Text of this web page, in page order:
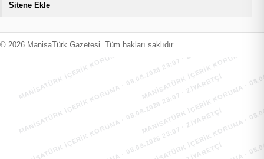
Sitene Ekle
© 2026 ManisaTürk Gazetesi. Tüm hakları saklıdır.
MANİSATÜRK İÇERİK KORUMA · 08.08.2026 23:07 · ZIYARETÇI
MANİSATÜRK İÇERİK KORUMA
MANİSATÜRK İÇERİK KORUMA · 08.08.2026 23:07 · ZIYARETÇI
MANİSATÜRK İÇERİK KORUMA
MANİSATÜRK İÇERİK KORUMA · 08.08.2026 23:07 · ZIYARETÇI
MANİSATÜRK İÇERİK KORUMA